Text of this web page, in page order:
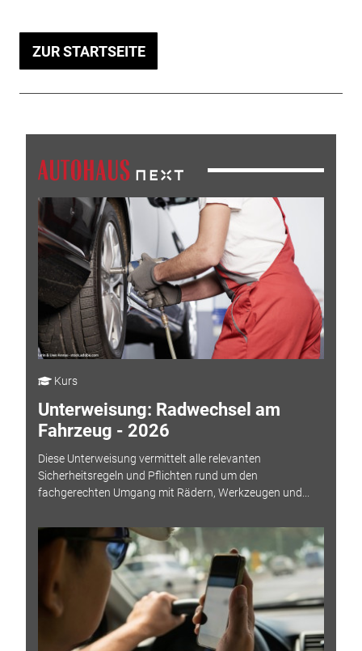
ZUR STARTSEITE
Kurs
Unterweisung: Radwechsel am
Fahrzeug - 2026
Diese Unterweisung vermittelt alle relevanten
Sicherheitsregeln und Pflichten rund um den
fachgerechten Umgang mit Rädern, Werkzeugen und...